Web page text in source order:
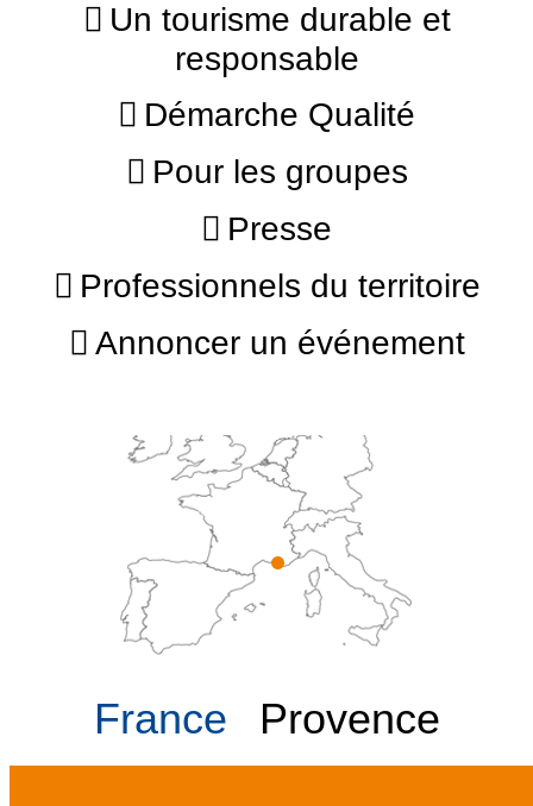
Un tourisme durable et
responsable
Démarche Qualité
Pour les groupes
Presse
Professionnels du territoire
Annoncer un événement
France Provence